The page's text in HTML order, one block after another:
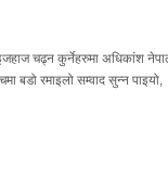
चढ्न कुर्नेहरुमा अधिकांश
बडो रमाइलो सम्वाद सुन्न पाइयो,